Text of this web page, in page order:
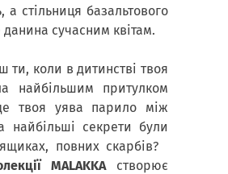
а стільниця базальтового
сучасним квітам.
ти, коли в дитинстві твоя
найбільшим притулком
твоя уява парило між
найбільші секрети були
повних скарбів?
MALAKKA створює